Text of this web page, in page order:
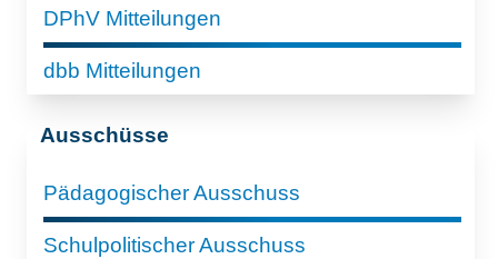
DPhV Mitteilungen
dbb Mitteilungen
Ausschüsse
Pädagogischer Ausschuss
Schulpolitischer Ausschuss